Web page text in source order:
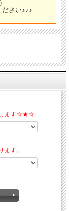
ださい♪♪♪
します☆★☆
ます。